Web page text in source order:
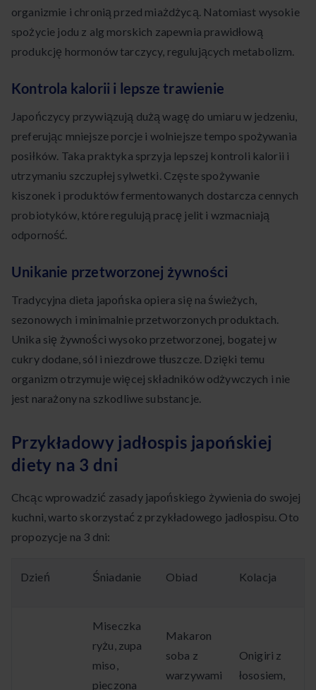
organizmie i chronią przed miażdżycą. Natomiast wysokie
spożycie jodu z alg morskich zapewnia prawidłową
produkcję hormonów tarczycy, regulujących metabolizm.
Kontrola kalorii i lepsze trawienie
Japończycy przywiązują dużą wagę do umiaru w jedzeniu,
preferując mniejsze porcje i wolniejsze tempo spożywania
posiłków. Taka praktyka sprzyja lepszej kontroli kalorii i
utrzymaniu szczupłej sylwetki. Częste spożywanie
kiszonek i produktów fermentowanych dostarcza cennych
probiotyków, które regulują pracę jelit i wzmacniają
odporność.
Unikanie przetworzonej żywności
Tradycyjna dieta japońska opiera się na świeżych,
sezonowych i minimalnie przetworzonych produktach.
Unika się żywności wysoko przetworzonej, bogatej w
cukry dodane, sól i niezdrowe tłuszcze. Dzięki temu
organizm otrzymuje więcej składników odżywczych i nie
jest narażony na szkodliwe substancje.
Przykładowy jadłospis japońskiej
diety na 3 dni
Chcąc wprowadzić zasady japońskiego żywienia do swojej
kuchni, warto skorzystać z przykładowego jadłospisu. Oto
propozycje na 3 dni:
Dzień Śniadanie Obiad Kolacja
Miseczka
ryżu, zupa
miso,
pieczona
Makaron
soba z
warzywami
Onigiri z
łososiem,